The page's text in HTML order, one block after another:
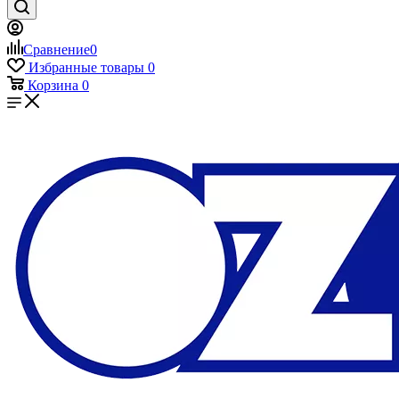
Сравнение0
Избранные товары 0
Корзина 0